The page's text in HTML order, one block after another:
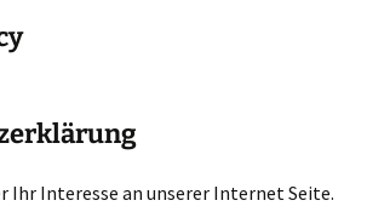
Ihr Interesse an unserer Internet Seite.